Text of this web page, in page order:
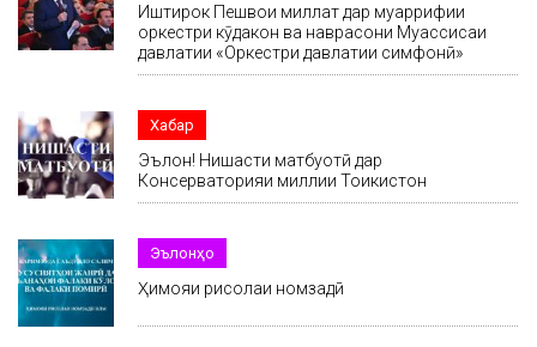
Иштирок Пешвои миллат дар муаррифии
оркестри кӯдакон ва наврасони Муассисаи
давлатии «Оркестри давлатии симфонӣ»
Хабар
Эълон! Нишасти матбуотӣ дар
Консерваторияи миллии Тоҷикистон
Эълонҳо
Ҳимояи рисолаи номзадӣ